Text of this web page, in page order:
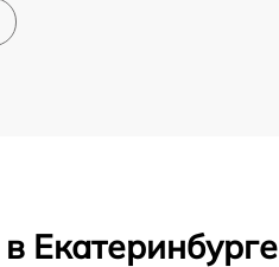
Екатеринбурге